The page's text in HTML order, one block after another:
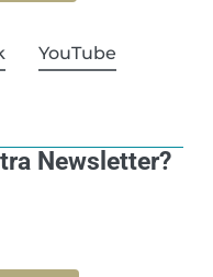
YouTube
Newsletter?